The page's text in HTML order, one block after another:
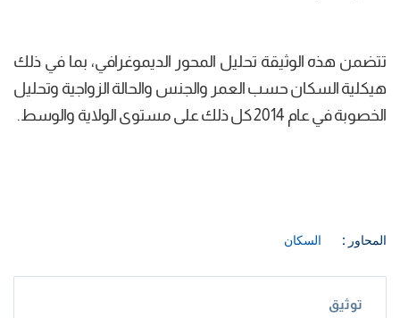
تتضمن هذه الوثيقة تحليل المحور الديموغرافي، بما في ذلك
هيكلية السكان حسب العمر والجنس والحالة الزواجية وتحليل
الخصوبة في عام 2014 كل ذلك على مستوى الولاية والوسط.
المحاور : السكان
توثيق